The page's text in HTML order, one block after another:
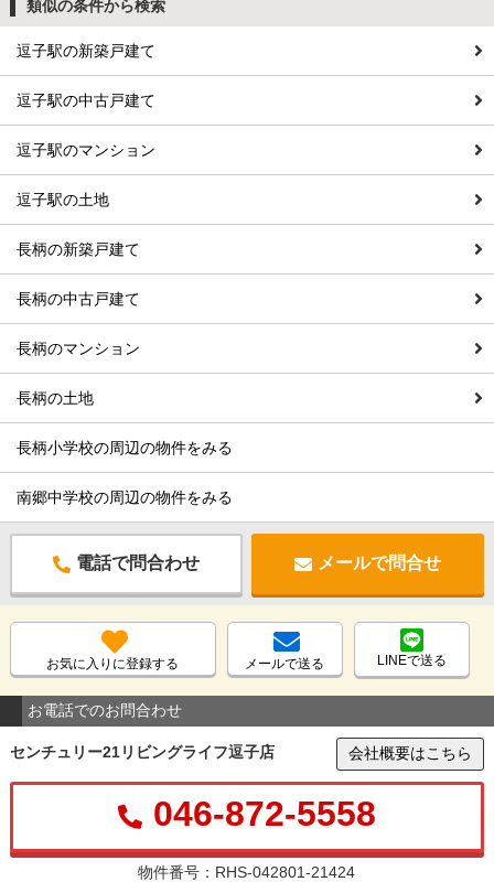
類似の条件から検索
逗子駅の新築戸建て
逗子駅の中古戸建て
逗子駅のマンション
逗子駅の土地
長柄の新築戸建て
長柄の中古戸建て
長柄のマンション
長柄の土地
長柄小学校の周辺の物件をみる
南郷中学校の周辺の物件をみる
電話で問合わせ メールで問合せ
お気に入りに登録する メールで送る LINEで送る
お電話でのお問合わせ
センチュリー21リビングライフ逗子店 会社概要はこちら
046-872-5558
物件番号：RHS-042801-21424